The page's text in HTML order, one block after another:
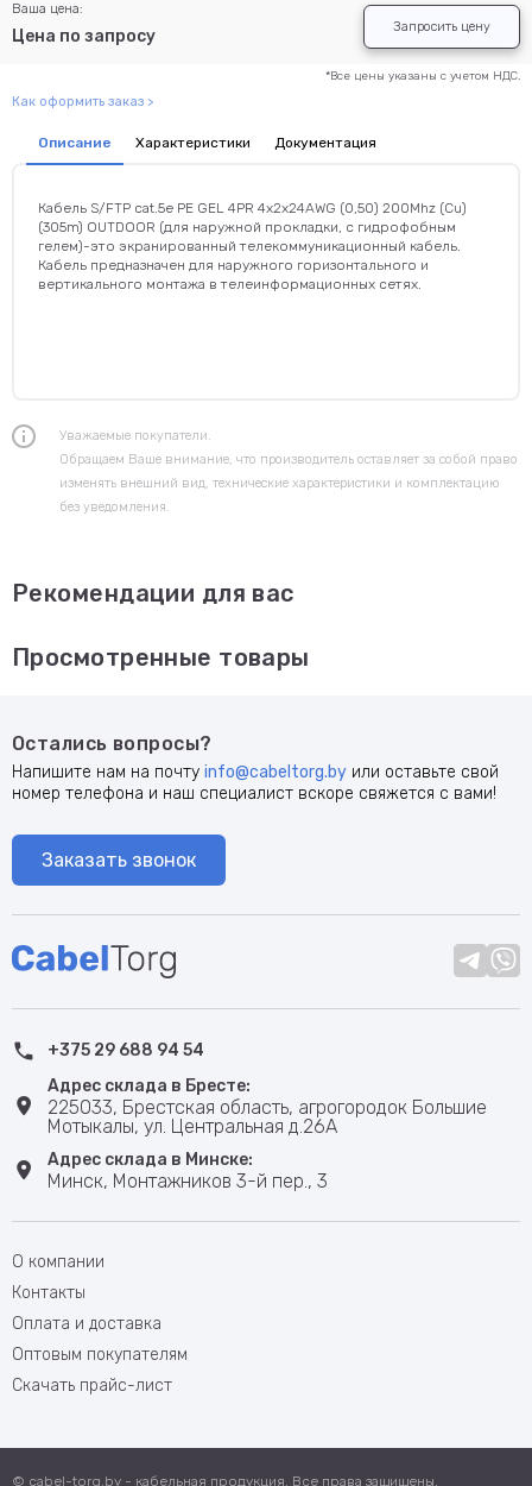
Ваша цена:
Цена по запросу
*Все цены указаны с учетом НДС.
Запросить цену
Как оформить заказ >
Описание Характеристики Документация
Кабель S/FTP cat.5e PE GEL 4PR 4x2x24AWG (0,50) 200Mhz (Cu)
(305m) OUTDOOR (для наружной прокладки, с гидрофобным
гелем)-это экранированный телекоммуникационный кабель.
Кабель предназначен для наружного горизонтального и
вертикального монтажа в телеинформационных сетях.
Уважаемые покупатели.
Обращаем Ваше внимание, что производитель оставляет за собой право
изменять внешний вид, технические характеристики и комплектацию
без уведомления.
Рекомендации для вас
Просмотренные товары
Остались вопросы?
Напишите нам на почту info@cabeltorg.by или оставьте свой
номер телефона и наш специалист вскоре свяжется с вами!
Заказать звонок
+375 29 688 94 54
Адрес склада в Бресте:
225033, Брестская область, агрогородок Большие
Мотыкалы, ул. Центральная д.26А
Адрес склада в Минске:
Минск, Монтажников 3-й пер., 3
О компании
Контакты
Оплата и доставка
Оптовым покупателям
Скачать прайс-лист
© cabel-torg.by - кабельная продукция. Все права защищены.